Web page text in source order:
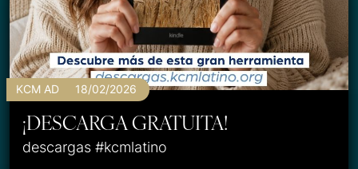
KCM AD 18/02/2026
¡DESCARGA GRATUITA!
descargas #kcmlatino